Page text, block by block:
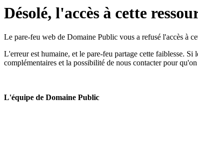
Désolé, l'accès à cette
Le pare-feu web de Domaine Public vous a refusé l'accès à
L'erreur est humaine, et le pare-feu partage cette faiblesse.
complémentaires et la possibilité de nous contacter pour
L'équipe de Domaine Public